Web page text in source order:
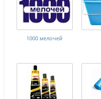
1000 мелочей